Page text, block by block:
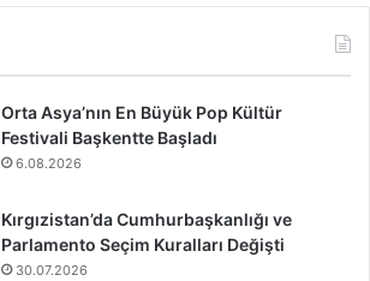
Orta Asya’nın En Büyük Pop Kültür
Festivali Başkentte Başladı
6.08.2026
Kırgızistan’da Cumhurbaşkanlığı ve
Parlamento Seçim Kuralları Değişti
30.07.2026